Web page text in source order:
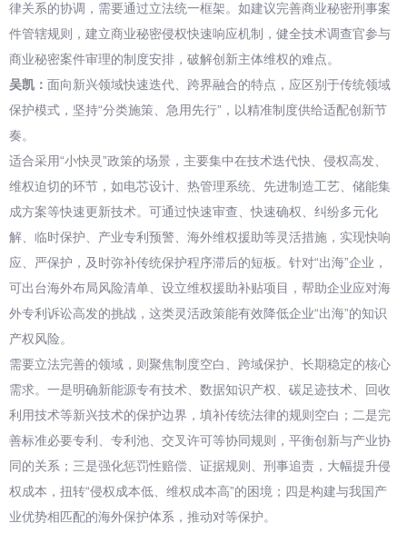
律关系的协调，需要通过立法统一框架。如建议完善商业秘密刑事案
件管辖规则，建立商业秘密侵权快速响应机制，健全技术调查官参与
商业秘密案件审理的制度安排，破解创新主体维权的难点。
吴凯： 面向新兴领域快速迭代、跨界融合的特点，应区别于传统领域
保护模式，坚持“分类施策、急用先行”，以精准制度供给适配创新节
奏。
适合采用“小快灵”政策的场景，主要集中在技术迭代快、侵权高发、
维权迫切的环节，如电芯设计、热管理系统、先进制造工艺、储能集
成方案等快速更新技术。可通过快速审查、快速确权、纠纷多元化
解、临时保护、产业专利预警、海外维权援助等灵活措施，实现快响
应、严保护，及时弥补传统保护程序滞后的短板。针对“出海”企业，
可出台海外布局风险清单、设立维权援助补贴项目，帮助企业应对海
外专利诉讼高发的挑战，这类灵活政策能有效降低企业“出海”的知识
产权风险。
需要立法完善的领域，则聚焦制度空白、跨域保护、长期稳定的核心
需求。一是明确新能源专有技术、数据知识产权、碳足迹技术、回收
利用技术等新兴技术的保护边界，填补传统法律的规则空白；二是完
善标准必要专利、专利池、交叉许可等协同规则，平衡创新与产业协
同的关系；三是强化惩罚性赔偿、证据规则、刑事追责，大幅提升侵
权成本，扭转“侵权成本低、维权成本高”的困境；四是构建与我国产
业优势相匹配的海外保护体系，推动对等保护。